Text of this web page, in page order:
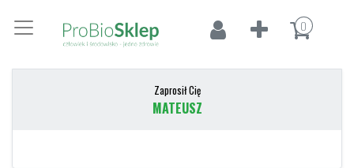
0
Zaprosił Cię
MATEUSZ